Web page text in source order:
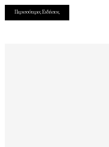
Περισσότερες Ειδήσεις